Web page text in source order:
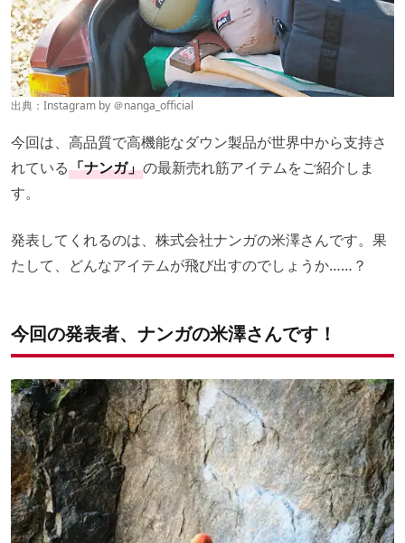
出典：Instagram by ＠nanga_official
今回は、高品質で高機能なダウン製品が世界中から支持さ
れている「ナンガ」の最新売れ筋アイテムをご紹介しま
す。
発表してくれるのは、株式会社ナンガの米澤さんです。果
たして、どんなアイテムが飛び出すのでしょうか……？
今回の発表者、ナンガの米澤さんです！